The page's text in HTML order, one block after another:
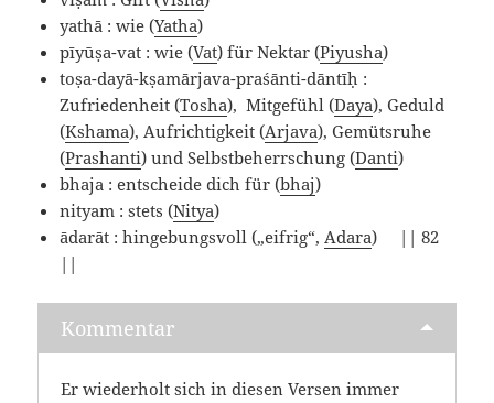
yathā : wie (Yatha)
pīyūṣa-vat : wie (Vat) für Nektar (Piyusha)
toṣa-dayā-kṣamārjava-praśānti-dāntīḥ :
Zufriedenheit (Tosha), Mitgefühl (Daya), Geduld
(Kshama), Aufrichtigkeit (Arjava), Gemütsruhe
(Prashanti) und Selbstbeherrschung (Danti)
bhaja : entscheide dich für (bhaj)
nityam : stets (Nitya)
ādarāt : hingebungsvoll („eifrig“,Adara) || 82
||
Kommentar
Er wiederholt sich in diesen Versen immer